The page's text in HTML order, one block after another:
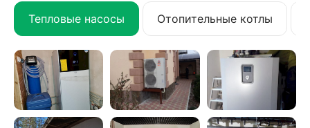
Тепловые насосы Отопительные котлы